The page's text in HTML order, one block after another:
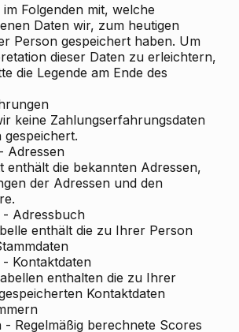
Folgenden mit, welche
Daten wir, zum heutigen
Person gespeichert haben. Um
dieser Daten zu erleichtern,
die Legende am Ende des
keine Zahlungserfahrungsdaten
Adressen
enthält die bekannten Adressen,
der Adressen und den
- Adressbuch
enthält die zu Ihrer Person
- Kontaktdaten
enthalten die zu Ihrer
Kontaktdaten
- Regelmäßig berechnete Scores